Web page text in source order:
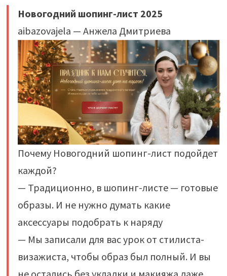
Новогодний шопинг-лист 2025
aibazovajela — Анжела Дмитриева
Почему Новогодний шопинг-лист подойдет
каждой?
— Традиционно, в шопинг-листе — готовые
образы. И не нужно думать какие
аксессуары подобрать к наряду
— Мы записали для вас урок от стилиста-
визажиста, чтобы образ был полный. И вы